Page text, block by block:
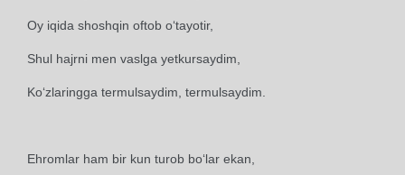
Oy iqida shoshqin oftob o‘tayotir,
Shul hajrni men vaslga yetkursaydim,
Ko‘zlaringga termulsaydim, termulsaydim.
Ehromlar ham bir kun turob bo‘lar ekan,